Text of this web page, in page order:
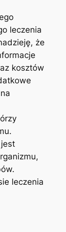
leczenia
że
kosztów
leczenia